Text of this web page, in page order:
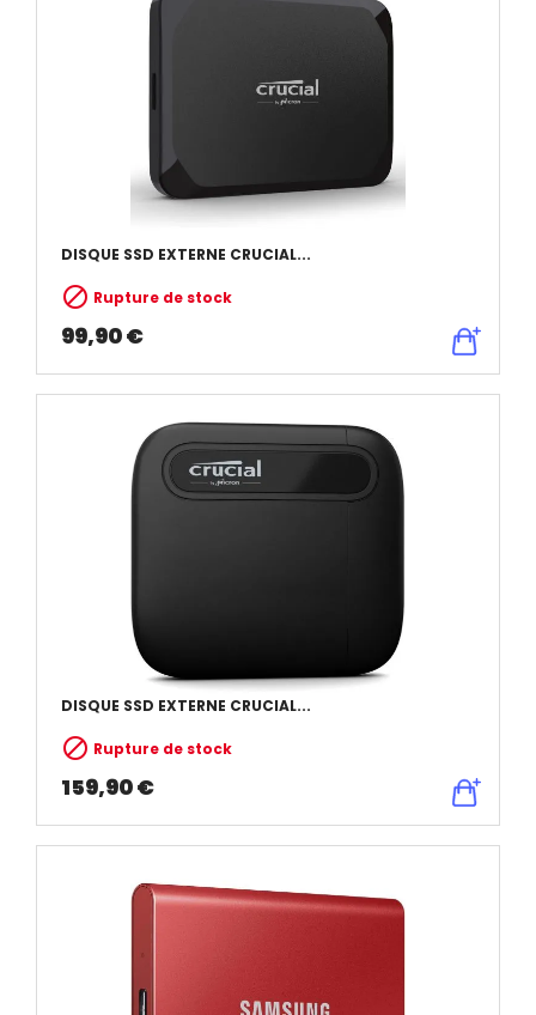
DISQUE SSD EXTERNE CRUCIAL...
 Rupture de stock
99,90 €
DISQUE SSD EXTERNE CRUCIAL...
 Rupture de stock
159,90 €